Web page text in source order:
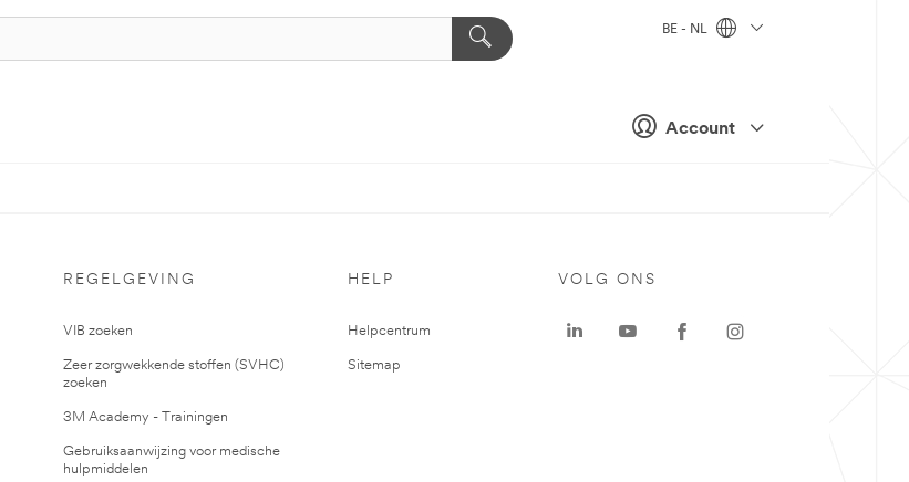
Account
BE - NL
REGELGEVING
VIB zoeken
Zeer zorgwekkende stoffen (SVHC)
zoeken
3M Academy - Trainingen
Gebruiksaanwijzing voor medische
hulpmiddelen
HELP
Helpcentrum
Sitemap
VOLG ONS